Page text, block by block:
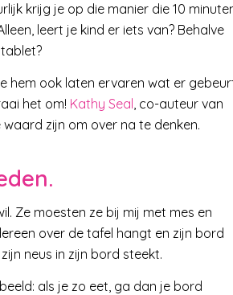
krijg je op die manier die 10
leert je kind er iets van? Behalve
hem ook laten ervaren wat er
het om! Kathy Seal , co-auteur van
zijn om over na te denken.
Ze moesten ze bij mij met mes en
over de tafel hangt en zijn bord
neus in zijn bord steekt.
als je zo eet, ga dan je bord